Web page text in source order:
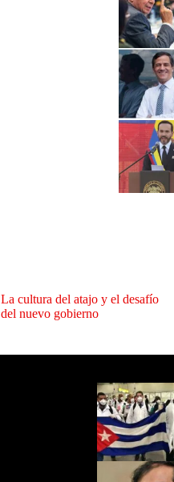
La cultura del atajo y el desafío
del nuevo gobierno